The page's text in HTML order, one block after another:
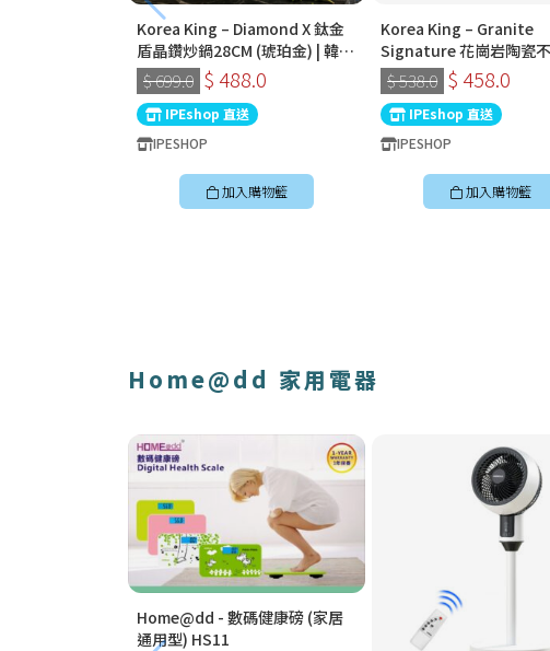
Korea King – Diamond X 鈦金
盾晶鑽炒鍋28CM (琥珀金) | 韓國
製易潔鑊 (連蓋)
$ 699.0 $ 488.0
IPEshop 直送
IPESHOP
加入購物籃
Korea King – Granite
Signature 花崗岩陶瓷
32cm深炒鍋 〡經典炭黑
國製易潔鑊
$ 538.0 $ 458.0
IPEshop 直送
IPESHOP
加入購物籃
Home@dd 家用電器
Home@dd - 數碼健康磅 (家居
通用型) HS11